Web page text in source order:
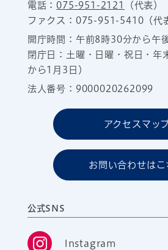
電話：075-951-2121
（代表）
ファクス：075-951-5410（代
開庁時間：午前8時30分から
閉庁日：土曜・日曜・祝日・年
から1月3日）
法人番号：9000020262099
アクセスマッ
お問い合わせはこ
公式SNS
Instagram